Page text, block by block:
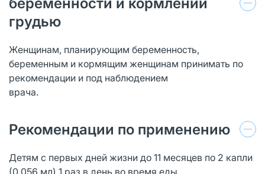
грудью
Женщинам, планирующим беременность,
беременным и кормящим женщинам принимать по
рекомендации и под наблюдением
врача.
Рекомендации по применению
Детям с первых дней жизни до 11 месяцев по 2 капли
(0,056 мл) 1 раз в день во время еды.